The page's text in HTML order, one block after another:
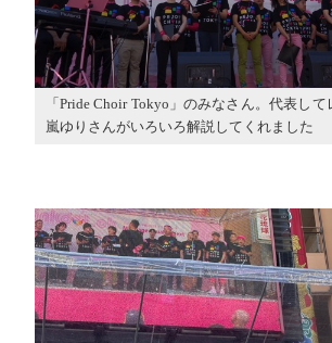
「Pride Choir Tokyo」のみなさん。代表し
嵐ゆりさんがいろいろ解説してくれました